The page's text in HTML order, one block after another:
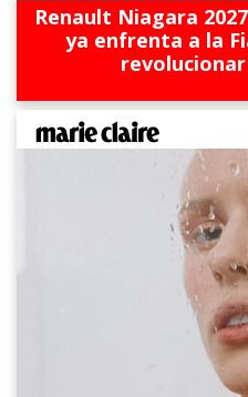
Renault Niagara
ya enfrenta a la